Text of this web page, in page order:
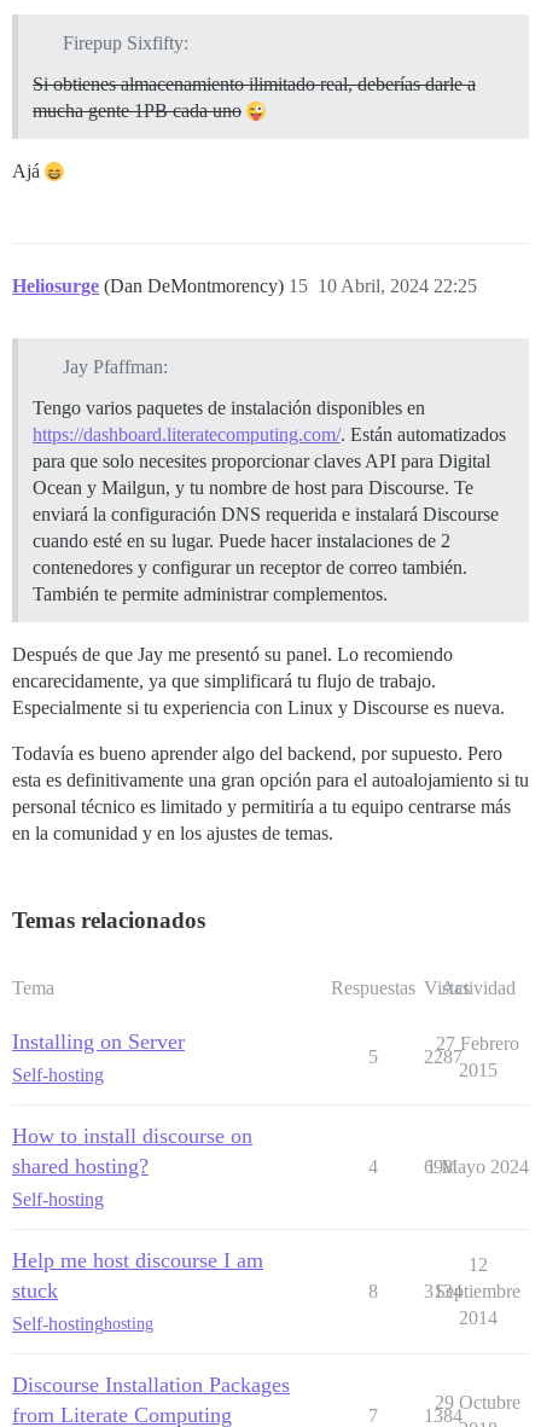
Firepup Sixfifty:
Si obtienes almacenamiento ilimitado real, deberías darle a
mucha gente 1PB cada uno
Ajá
Heliosurge (Dan DeMontmorency) 10 Abril, 2024 22:25
15
Jay Pfaffman:
Tengo varios paquetes de instalación disponibles en
https://dashboard.literatecomputing.com/. Están automatizados
para que solo necesites proporcionar claves API para Digital
Ocean y Mailgun, y tu nombre de host para Discourse. Te
enviará la configuración DNS requerida e instalará Discourse
cuando esté en su lugar. Puede hacer instalaciones de 2
contenedores y configurar un receptor de correo también.
También te permite administrar complementos.
Después de que Jay me presentó su panel. Lo recomiendo
encarecidamente, ya que simplificará tu flujo de trabajo.
Especialmente si tu experiencia con Linux y Discourse es nueva.
Todavía es bueno aprender algo del backend, por supuesto. Pero
esta es definitivamente una gran opción para el autoalojamiento si tu
personal técnico es limitado y permitiría a tu equipo centrarse más
en la comunidad y en los ajustes de temas.
Temas relacionados
Tema Respuestas Vistas
Actividad
Installing on Server
Self-hosting
5 2287
27 Febrero
2015
How to install discourse on
shared hosting?
Self-hosting
4 698
1 Mayo 2024
Help me host discourse I am
stuck
Self-hostinghosting
8 3134
12
Septiembre
2014
Discourse Installation Packages
from Literate Computing
7 1384
29 Octubre